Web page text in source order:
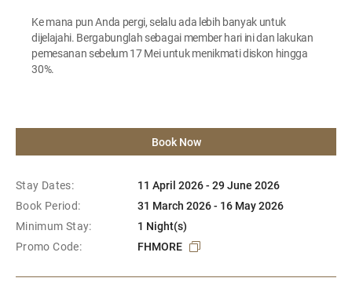
Ke mana pun Anda pergi, selalu ada lebih banyak untuk
dijelajahi. Bergabunglah sebagai member hari ini dan lakukan
pemesanan sebelum 17 Mei untuk menikmati diskon hingga
30%.
Book Now
Stay Dates:
11 April 2026 - 29 June 2026
Book Period:
31 March 2026 - 16 May 2026
Minimum Stay:
1 Night(s)
Promo Code:
FHMORE